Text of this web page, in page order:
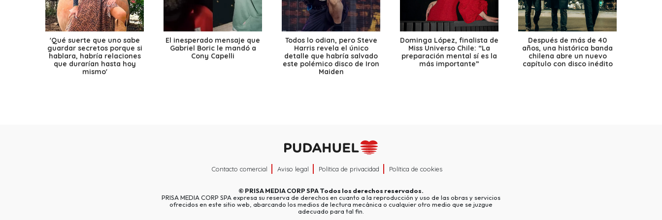
'Qué suerte que uno sabe
guardar secretos porque si
hablara, habría relaciones
que durarían hasta hoy
mismo'
El inesperado mensaje que
Gabriel Boric le mandó a
Cony Capelli
Todos lo odian, pero Steve
Harris revela el único
detalle que habría salvado
este polémico disco de Iron
Maiden
Dominga López, finalista de
Miss Universo Chile: “La
preparación mental sí es la
más importante”
Después de más de 40
años, una histórica banda
chilena abre un nuevo
capítulo con disco inédito
Contacto comercial Aviso legal Política de privacidad Política de cookies
© PRISA MEDIA CORP SPATodos los derechos reservados.
PRISA MEDIA CORP SPA expresa su reserva de derechos en cuanto a la reproducción y uso de las obras y servicios
ofrecidos en este sitio web, abarcando los medios de lectura mecánica o cualquier otro medio que se juzgue
adecuado para tal fin.